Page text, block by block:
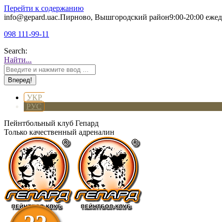
Перейти к содержанию
info@gepard.uaс.Пирново, Вышгородский район9:00-20:00
098 111-99-11
Search:
Найти...
УКР
РУС
Пейнтбольный клуб Гепард
Только качественный адреналин